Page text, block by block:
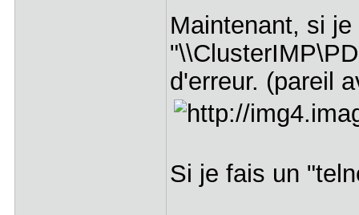
Maintenant, si
d'erreur. (pareil
Si je fais un